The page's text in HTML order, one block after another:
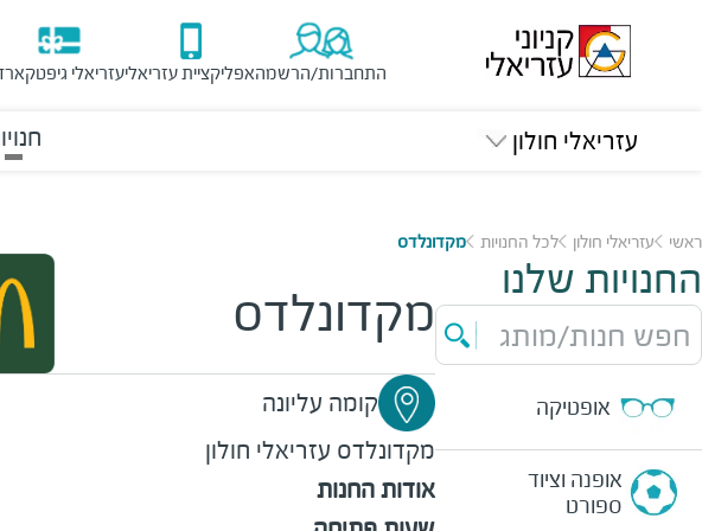
התחברות/הרשמהאפליקציית עזריאליעזריאלי
עזריאלי חולון
ראשי עזריאלי חולון לכל החנויות מקדונלדס
החנויות שלנו
חפש חנות/מותג
אופטיקה
אופנה וציוד
ספורט
מקדונלדס
קומה עליונה
מקדונלדס עזריאלי חולון
אודות החנות